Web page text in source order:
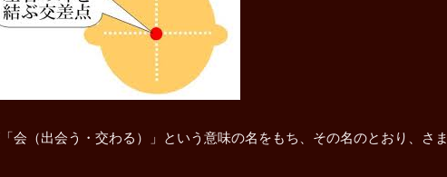
会（出会う・交わる）」という意味の名をもち、その名のとおり、さま